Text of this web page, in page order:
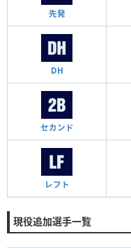
先発
DH
セカンド
レフト
現役追加選手一覧